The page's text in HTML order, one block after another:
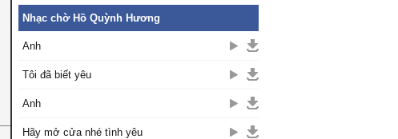
Nhạc chờ Hồ Quỳnh Hương
Anh
Tôi đã biết yêu
Anh
Hãy mở cửa nhé tình yêu